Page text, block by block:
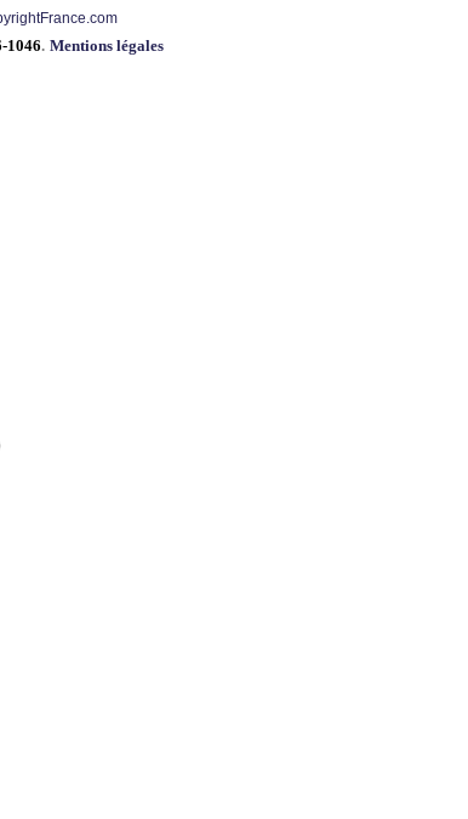
1046. Mentions légales